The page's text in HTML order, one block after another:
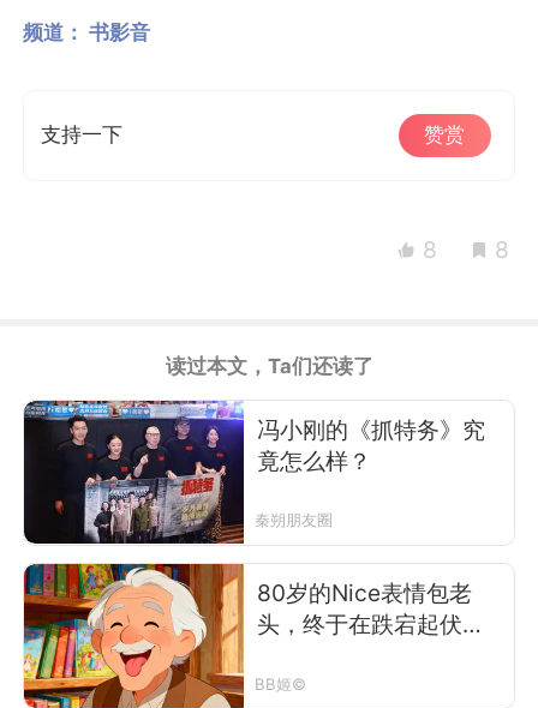
频道： 书影音
支持一下 赞赏
8 8
读过本文，Ta们还读了
冯小刚的《抓特务》究
竟怎么样？
秦朔朋友圈
80岁的Nice表情包老
头，终于在跌宕起伏的
大奖
BB姬©